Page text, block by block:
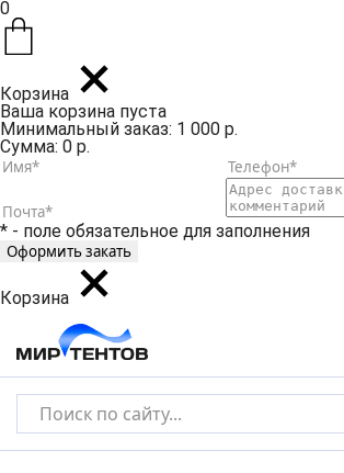
0
Корзина
Ваша корзина пуста
Минимальный заказ: 1 000 р.
Сумма: 0 р.
* - поле обязательное для заполнения
Корзина